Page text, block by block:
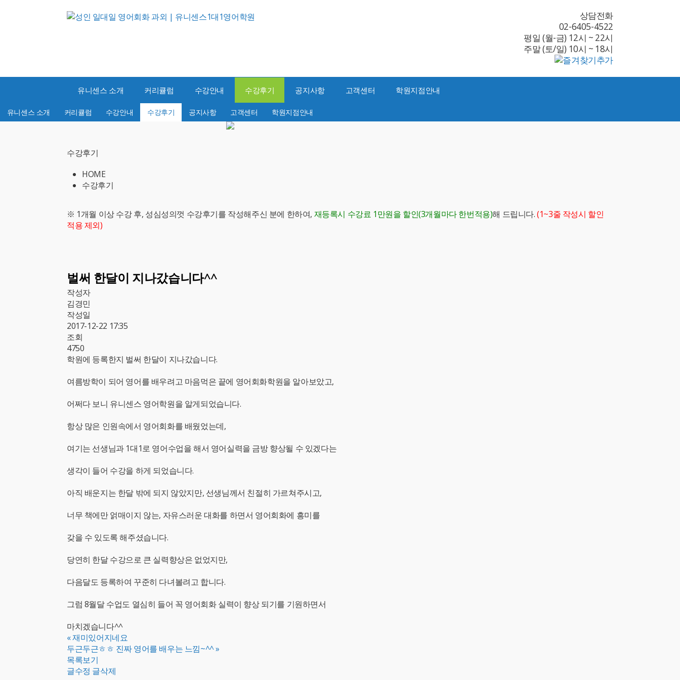
상담전화
02-6405-4522
평일 (월-금) 12시 ~ 22시
주말 (토/일) 10시 ~ 18시
유니센스 소개 커리큘럼 수강안내 수강후기 공지사항 고객센터 학원지점안내
유니센스 소개 커리큘럼 수강안내 수강후기 공지사항 고객센터 학원지점안내
수강후기
HOME
수강후기
※ 1개월 이상 수강 후, 성심성의껏 수강후기를 작성해주신 분에 한하여, 재등록시 수강료 1만원을 할인(3개월마다 한번적용)해 드립니다.(1~3줄 작성시 할인
적용 제외)
벌써 한달이 지나갔습니다^^
작성자
김경민
작성일
2017-12-22 17:35
조회
4750
학원에 등록한지 벌써 한달이 지나갔습니다.
여름방학이 되어 영어를 배우려고 마음먹은 끝에 영어회화학원을 알아보았고,
어쩌다 보니 유니센스 영어학원을 알게되었습니다.
항상 많은 인원속에서 영어회화를 배웠었는데,
여기는 선생님과 1대1로 영어수업을 해서 영어실력을 금방 향상될 수 있겠다는
생각이 들어 수강을 하게 되었습니다.
아직 배운지는 한달 밖에 되지 않았지만, 선생님께서 친절히 가르쳐주시고,
너무 책에만 얽매이지 않는, 자유스러운 대화를 하면서 영어회화에 흥미를
갖을 수 있도록 해주셨습니다.
당연히 한달 수강으로 큰 실력향상은 없었지만,
다음달도 등록하여 꾸준히 다녀볼려고 합니다.
그럼 8월달 수업도 열심히 들어 꼭 영어회화 실력이 향상 되기를 기원하면서
마치겠습니다^^
«재미있어지네요
두근두근ㅎㅎ 진짜 영어를 배우는 느낌~^^»
목록보기
글수정 글삭제